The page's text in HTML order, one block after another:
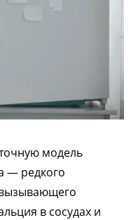
модель
— редкого
вызывающего
в сосудах и